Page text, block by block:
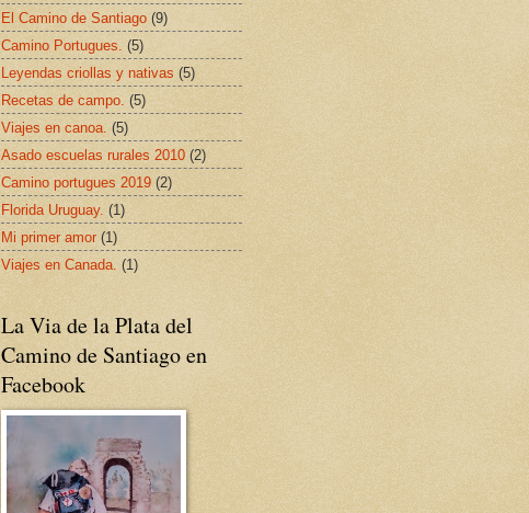
El Camino de Santiago (9)
Camino Portugues. (5)
Leyendas criollas y nativas (5)
Recetas de campo. (5)
Viajes en canoa. (5)
Asado escuelas rurales 2010 (2)
Camino portugues 2019 (2)
Florida Uruguay. (1)
Mi primer amor (1)
Viajes en Canada. (1)
La Via de la Plata del
Camino de Santiago en
Facebook